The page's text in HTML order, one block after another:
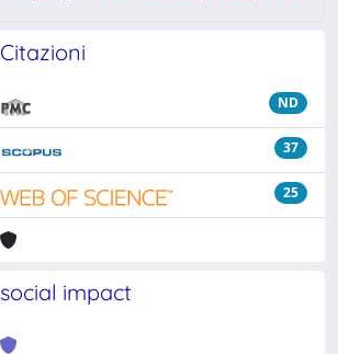
Citazioni
ND
37
25
social impact